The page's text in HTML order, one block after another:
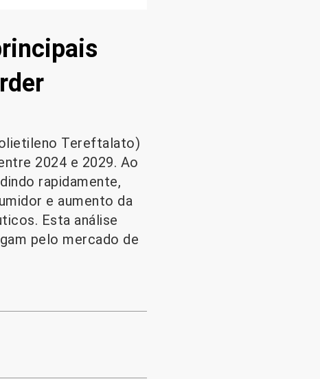
Tereftalato)
2024 e 2029. Ao
rapidamente,
e aumento da
Esta análise
pelo mercado de